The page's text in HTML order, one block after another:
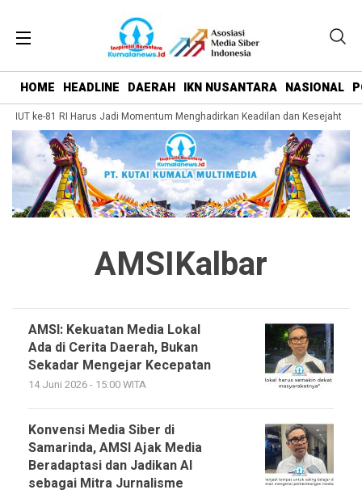
HOME HEADLINE DAERAH IKN NUSANTARA NASIONAL
ke-81 RI Harus Jadi Momentum Menghadirkan Keadilan dan Kesejahteraan
AMSIKalbar
AMSI: Kekuatan Media Lokal
Ada di Cerita Daerah, Bukan
Sekadar Mengejar Kecepatan
14 Juni 2026 - 15:00 WITA
Konvensi Media Siber di
Samarinda, AMSI Ajak Media
Beradaptasi dan Jadikan AI
sebagai Mitra Jurnalisme